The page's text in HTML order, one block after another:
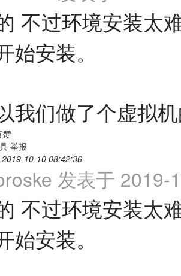
不过环境安装太
始安装。
我们做了个虚拟
赞
举报
10-10 08:42:36
发表于 2019-
不过环境安装太
始安装。